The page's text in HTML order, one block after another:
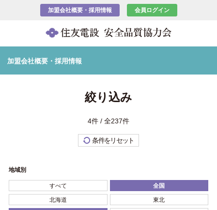
加盟会社概要・採用情報 会員ログイン
加盟会社概要・採用情報
絞り込み
4件 / 全237件
条件をリセット
地域別
すべて 全国
北海道 東北